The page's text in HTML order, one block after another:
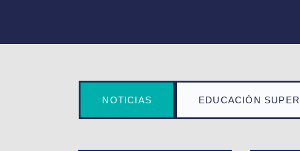
NOTICIAS EDUCACIÓN